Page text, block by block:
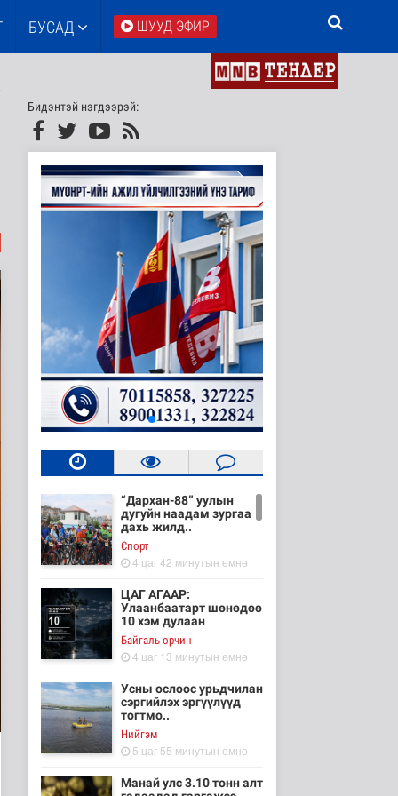
БУСАД ШУУД ЭФИР
Бидэнтэй нэгдээрэй:
“Дархан-88” уулын
дугуйн наадам зургаа
дахь жилд..
Cпорт
4 цаг 42 минутын өмнө
ЦАГ АГААР:
Улаанбаатарт шөнөдөө
10 хэм дулаан
Байгаль орчин
4 цаг 13 минутын өмнө
Усны ослоос урьдчилан
сэргийлэх эргүүлүүд
тогтмо..
Нийгэм
5 цаг 55 минутын өмнө
Манай улс 3.10 тонн алт